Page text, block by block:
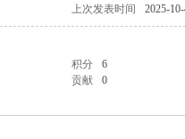
上次发表时间 2025-
积分
6
贡献 0